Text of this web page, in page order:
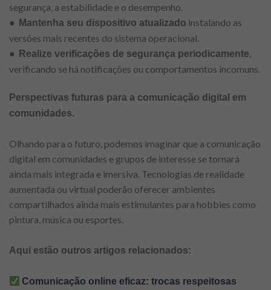
segurança, a estabilidade e o desempenho.
●
Mantenha seu dispositivo atualizado instalando as
versões mais recentes do sistema operacional.
●
Realize verificações de segurança periodicamente,
verificando se há notificações ou comportamentos incomuns.
Perspectivas futuras para a comunicação digital em
comunidades.
Olhando para o futuro, podemos imaginar que a comunicação
digital em comunidades e grupos de interesse se tornará
ainda mais integrada e imersiva. Tecnologias de realidade
aumentada ou virtual poderão oferecer ambientes
compartilhados ainda mais estimulantes para hobbies como
pintura, música ou esportes.
Aqui estão outros artigos relacionados:
Comunicação online eficaz: trocas respeitosas